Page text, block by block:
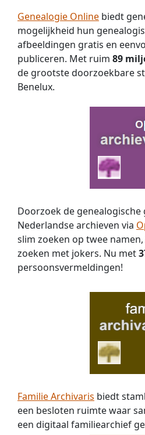
Genealogie Online biedt
mogelijkheid hun
afbeeldingen gratis en
publiceren. Met ruim 89
de grootste doorzoekbare
Benelux.
Doorzoek de genealogische
Nederlandse archieven via
slim zoeken op twee
zoeken met jokers. Nu met
persoons­vermeldingen!
Familie Archivaris biedt
een besloten ruimte waar
een digitaal familiearchief